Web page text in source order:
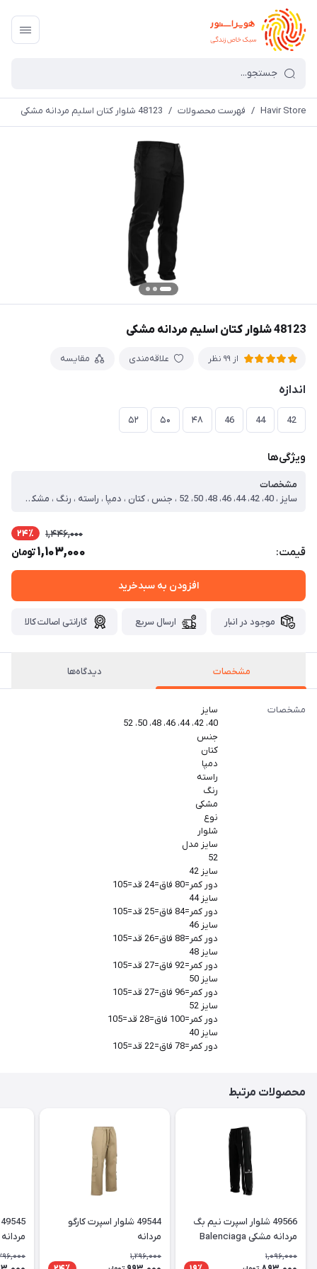
Havir Store
/ فهرست محصولات / 48123 شلوار کتان اسلیم مردانه مشکی
48123 شلوار کتان اسلیم مردانه مشکی
از 99 نظر علاقه‌مندی مقایسه
اندازه
42
44
46 ۴۸ ۵۰ ۵۲
ویژگی‌ها
مشخصات
سایز ، 40، 42، 44، 46، 48، 50، 52 ، جنس ، کتان ، دمپا ، راسته ، رنگ ، مشکی ، نوع ، شلوار ، سایز مدل ، 52 ، سایز 42 ، دور کمر=80 فاق=24 قد=105 ، سایز 44 ، دور کمر=84 فاق=25 قد=105 ، سایز 46 ، دور کمر=88 فاق=26 قد=105 ، سایز 48 ، دور کمر=92 فاق=27 قد=105 ، سایز 50 ، دور کمر=96 فاق=27 قد=105 ، سایز 52 ، دور کمر=100 فاق=28 قد=105 ، سایز 40 ، دور کمر=78 فاق=22 قد=105
قیمت:
1,446,000 24٪
1,103,000تومان
افزودن به سبدخرید
موجود در انبار ارسال سریع گارانتی اصالت کالا
مشخصات دیدگاه‌ها
مشخصات
سایز
40، 42، 44، 46، 48، 50، 52
جنس
کتان
دمپا
راسته
رنگ
مشکی
نوع
شلوار
سایز مدل
52
سایز 42
دور کمر=80 فاق=24 قد=105
سایز 44
دور کمر=84 فاق=25 قد=105
سایز 46
دور کمر=88 فاق=26 قد=105
سایز 48
دور کمر=92 فاق=27 قد=105
سایز 50
دور کمر=96 فاق=27 قد=105
سایز 52
دور کمر=100 فاق=28 قد=105
سایز 40
دور کمر=78 فاق=22 قد=105
محصولات مرتبط
49566 شلوار اسپرت نیم بگ
مردانه مشکی Balenciaga
1,096,000
49544 شلوار اسپرت کارگو
مردانه
1,296,000